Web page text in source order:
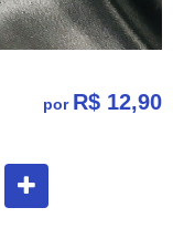
por R$ 12,90